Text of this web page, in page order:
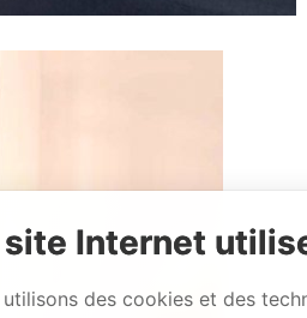
site Internet
utilisons des cookies et des